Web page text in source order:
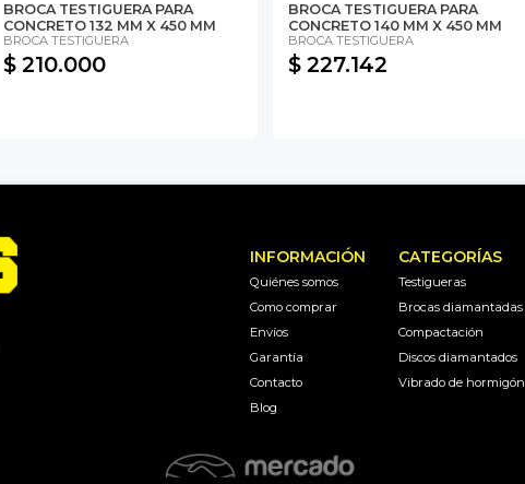
BROCA TESTIGUERA PARA
CONCRETO 132 MM X 450 MM
BROCA TESTIGUERA
$ 210.000
BROCA TESTIGUERA PARA
CONCRETO 140 MM X 450 MM
BROCA TESTIGUERA
$ 227.142
INFORMACIÓN
Quiénes somos
Como comprar
Envíos
Garantía
Contacto
Blog
CATEGORÍAS
Testigueras
Brocas diamantadas
Compactación
Discos diamantados
Vibrado de hormigón